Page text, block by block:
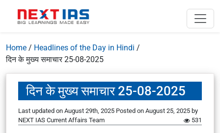
Home / Headlines of the Day in Hindi /
दिन के मुख्य समाचार 25-08-2025
दिन के मुख्य समाचार 25-08-2025
Last updated on August 29th, 2025 Posted on August 25, 2025 by
NEXT IAS Current Affairs Team
531